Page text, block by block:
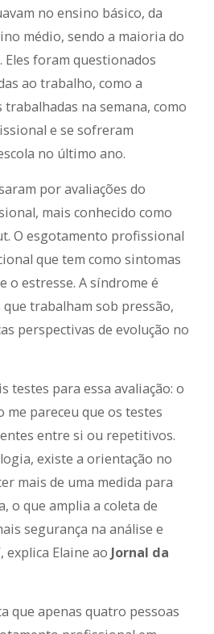
no ensino básico, da
médio, sendo a maioria do
foram questionados
ao trabalho, como a
na semana, como
e se sofreram
no último ano.
por avaliações do
mais conhecido como
O esgotamento profissional
que tem como sintomas
o estresse. A síndrome é
que trabalham sob pressão,
perspectivas de evolução no
testes para essa avaliação: o
me pareceu que os testes
entre si ou repetitivos.
existe a orientação no
mais de uma medida para
o que amplia a coleta de
segurança na análise e
explica Elaine ao Jornal da
que apenas quatro pessoas